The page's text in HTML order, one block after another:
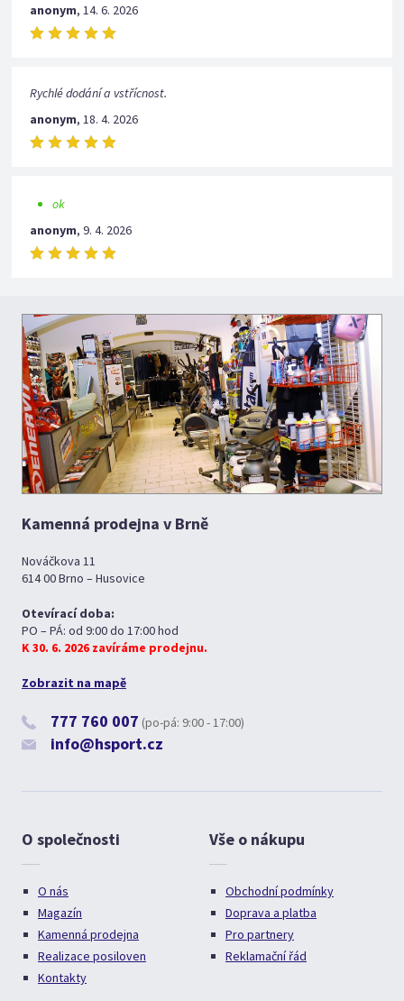
anonym,14. 6. 2026
Rychlé dodání a vstřícnost.
anonym,18. 4. 2026
ok
anonym,9. 4. 2026
Kamenná prodejna v Brně
Nováčkova 11
614 00 Brno – Husovice
Otevírací doba:
PO – PÁ: od 9:00 do 17:00 hod
K 30. 6. 2026 zavíráme prodejnu.
Zobrazit na mapě
777 760 007 (po-pá: 9:00 - 17:00)
info@hsport.cz
O společnosti
O nás
Magazín
Kamenná prodejna
Realizace posiloven
Kontakty
Vše o nákupu
Obchodní podmínky
Doprava a platba
Pro partnery
Reklamační řád